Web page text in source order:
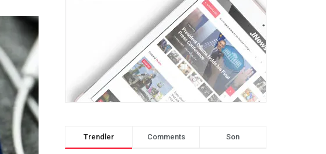
Trendler Comments Son